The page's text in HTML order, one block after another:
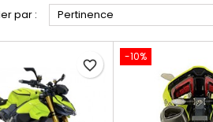
par : Pertinence
favorite_border
-10%